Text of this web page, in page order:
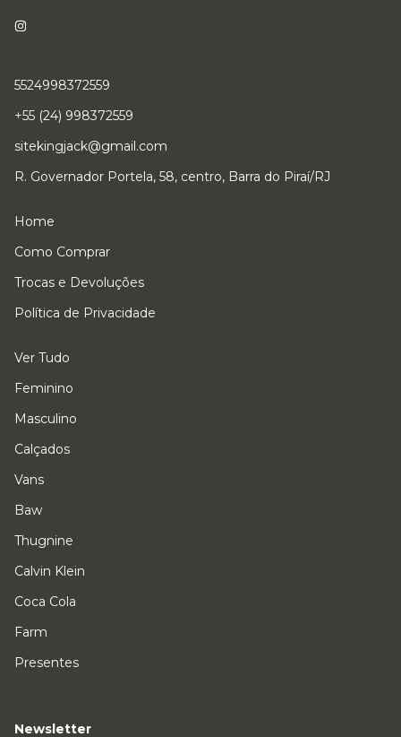
5524998372559
+55 (24) 998372559
sitekingjack@gmail.com
R. Governador Portela, 58, centro, Barra do Piraí/RJ
Home
Como Comprar
Trocas e Devoluções
Política de Privacidade
Ver Tudo
Feminino
Masculino
Calçados
Vans
Baw
Thugnine
Calvin Klein
Coca Cola
Farm
Presentes
Newsletter